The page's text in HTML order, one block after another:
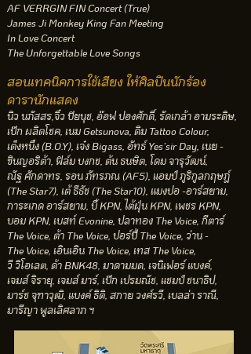
AF VERRGIN FIN Concert (True)
James Ji Monkey King Fan Meeting
In Love Concert
The Unforgettable Love Songs
สอนเทคนิคการใช้เสียง ให้ศิลปินนักร้อง
ดารานักแสดง
นิว นภัสสร,จิ๋ว ปิยนุช, อ๊อฟ ปองศักดิ์, รัดเกล้า อามระดิษ,
เป๊ก ผลิตโชค, เนม Getsunova, ดิม Tattoo Colour,
เต็งหนึ่ง (B.O.Y), เจ๋ง Bigass, อัทธ์ Yes’sir Day, เนย -
ซินญอริต้า, ฟิล์ม บงกช, ต้น ธนษิต, โดม จารุวัฒน์,
ณัฐ ศักดาทร, รอน ภัทรภณ (AF5), แอมป์ ภูริกูลกฤษฎ์
(The Star7), เต้ ธีธัช (The Star10), แมงปอ -อาร์สยาม,
การะเกด อาร์สยาม, บี้ KPN, ไต้ฝุ่น KPN, เพชร KPN,
บอม KPN, เบสท์ Evonine, ปลาทอง The Voice, กีตาร์
The Voice, ต้า The Voice, ปอร์ปี้ The Voice, ว่าน -
The Voice, เอินเอิน The Voice, เทส The Voice,
วี วิโอเลต, ด้า BNK48, มาดามมด, เจนิเฟอร์ แบงค์,
เจมส์ จิรายุ, เจมส์ มาร์, เป๊ก เปรมณัช, แชมป์ ชนาธิป,
มาร์ช จุฑาวุฒิ, แบงค์ ธิติ, สกาย วงศ์รวี, เบลล่า ราณี,
มารีญา พูลเลิศลาภ ฯ